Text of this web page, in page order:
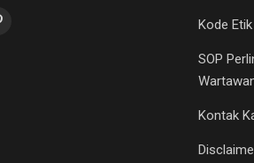
Kode
SOP
Kontak